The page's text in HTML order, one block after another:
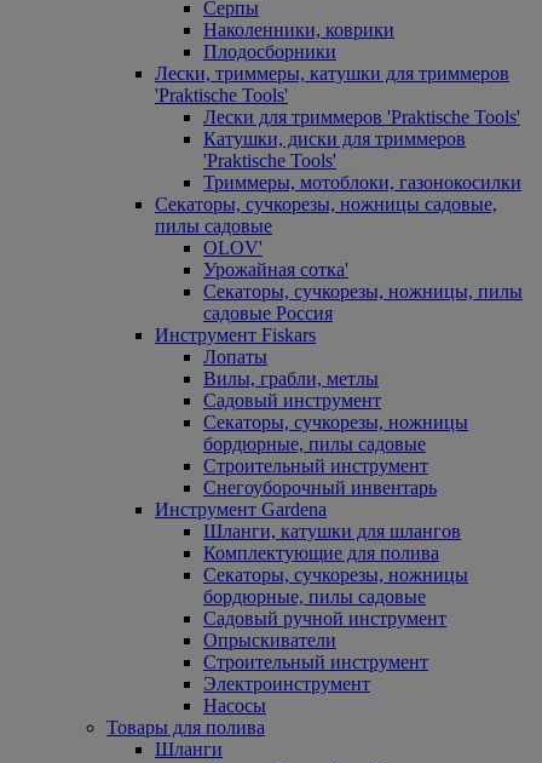
Серпы
Наколенники, коврики
Плодосборники
Лески, триммеры, катушки для триммеров
'Praktische Tools'
Лески для триммеров 'Praktische Tools'
Катушки, диски для триммеров
'Praktische Tools'
Триммеры, мотоблоки, газонокосилки
Секаторы, сучкорезы, ножницы садовые,
пилы садовые
OLOV'
Урожайная сотка'
Секаторы, сучкорезы, ножницы, пилы
садовые Россия
Инструмент Fiskars
Лопаты
Вилы, грабли, метлы
Садовый инструмент
Секаторы, сучкорезы, ножницы
бордюрные, пилы садовые
Строительный инструмент
Снегоуборочный инвентарь
Инструмент Gardena
Шланги, катушки для шлангов
Комплектующие для полива
Секаторы, сучкорезы, ножницы
бордюрные, пилы садовые
Садовый ручной инструмент
Опрыскиватели
Строительный инструмент
Электроинструмент
Насосы
Товары для полива
Шланги